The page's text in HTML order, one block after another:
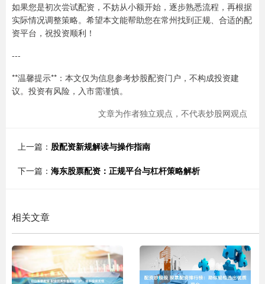
如果您是初次尝试配资，不妨从小额开始，逐步熟悉流程，再根据
实际情况调整策略。希望本文能帮助您在常州找到正规、合适的配
资平台，祝投资顺利！
---
**温馨提示**：本文仅为信息参考炒股配资门户，不构成投资建
议。投资有风险，入市需谨慎。
文章为作者独立观点，不代表炒股网观点
上一篇： 股配资新规解读与操作指南
下一篇： 海东股票配资：正规平台与杠杆策略解析
相关文章